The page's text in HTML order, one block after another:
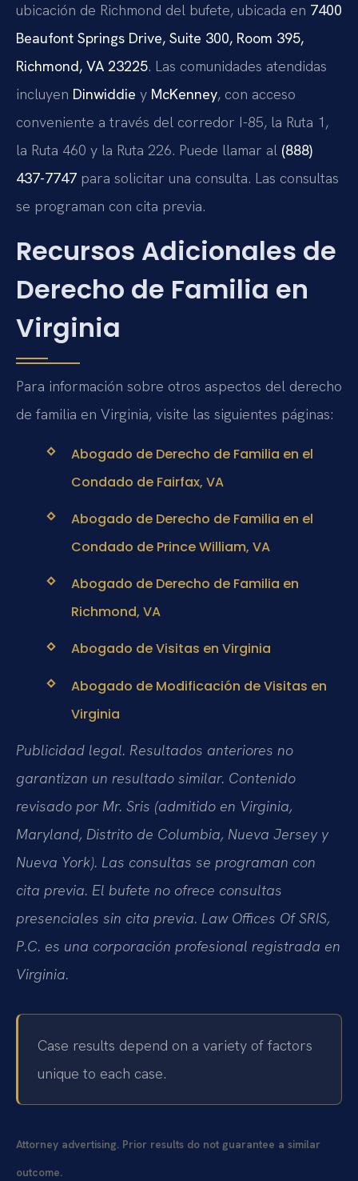
ubicación de Richmond del bufete, ubicada en 7400
Beaufont Springs Drive, Suite 300, Room 395,
Richmond, VA 23225. Las comunidades atendidas
incluyen Dinwiddie y McKenney, con acceso
conveniente a través del corredor I-85, la Ruta 1,
la Ruta 460 y la Ruta 226. Puede llamar al (888)
437-7747 para solicitar una consulta. Las consultas
se programan con cita previa.
Recursos Adicionales de
Derecho de Familia en
Virginia
Para información sobre otros aspectos del derecho
de familia en Virginia, visite las siguientes páginas:
Abogado de Derecho de Familia en el
Condado de Fairfax, VA
Abogado de Derecho de Familia en el
Condado de Prince William, VA
Abogado de Derecho de Familia en
Richmond, VA
Abogado de Visitas en Virginia
Abogado de Modificación de Visitas en
Virginia
Publicidad legal. Resultados anteriores no
garantizan un resultado similar. Contenido
revisado por Mr. Sris (admitido en Virginia,
Maryland, Distrito de Columbia, Nueva Jersey y
Nueva York). Las consultas se programan con
cita previa. El bufete no ofrece consultas
presenciales sin cita previa. Law Offices Of SRIS,
P.C. es una corporación profesional registrada en
Virginia.
Case results depend on a variety of factors
unique to each case.
Attorney advertising. Prior results do not guarantee a similar
outcome.